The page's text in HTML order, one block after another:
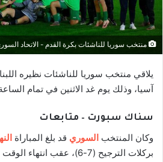
منتخب سوريا للناشئات بكرة القدم - الاتحاد
يلاقي منتخب سوريا للناشئات نظيره
آسيا، وذلك يوم غد الاثنين في تمام
سناك سبورت – متابعات
وكان المنتخب السوري قد بلغ المباراة
بركلات الترجيح (7-6)، عقب انتهاء الوقت الأصلي بالتعادل السلبي.